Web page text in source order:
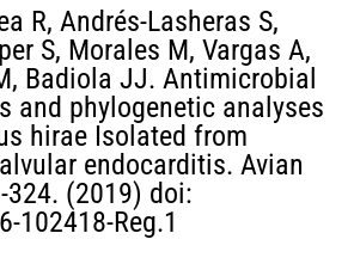
R, Andrés-Lasheras S,
S, Morales M, Vargas A,
Badiola JJ. Antimicrobial
and phylogenetic analyses
hirae Isolated from
endocarditis. Avian
324. (2019) doi:
102418-Reg.1